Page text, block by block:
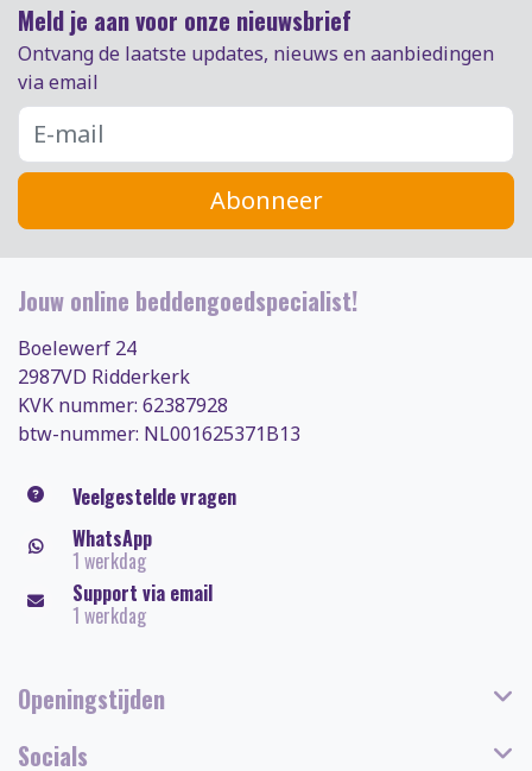
Meld je aan voor onze nieuwsbrief
Ontvang de laatste updates, nieuws en aanbiedingen
via email
Abonneer
Jouw online beddengoedspecialist!
Boelewerf 24
2987VD Ridderkerk
KVK nummer: 62387928
btw-nummer: NL001625371B13
Veelgestelde vragen
WhatsApp
1 werkdag
Support via email
1 werkdag
Openingstijden
Socials